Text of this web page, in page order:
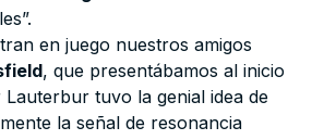
en juego nuestros amigos
, que presentábamos al inicio
tuvo la genial idea de
la señal de resonancia